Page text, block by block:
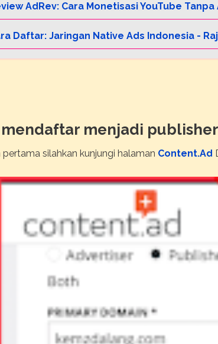
AdRev: Cara Monetisasi YouTube
Daftar: Jaringan Native Ads Indonesia -
mendaftar menjadi
pertama silahkan kunjungi halaman Content.Ad